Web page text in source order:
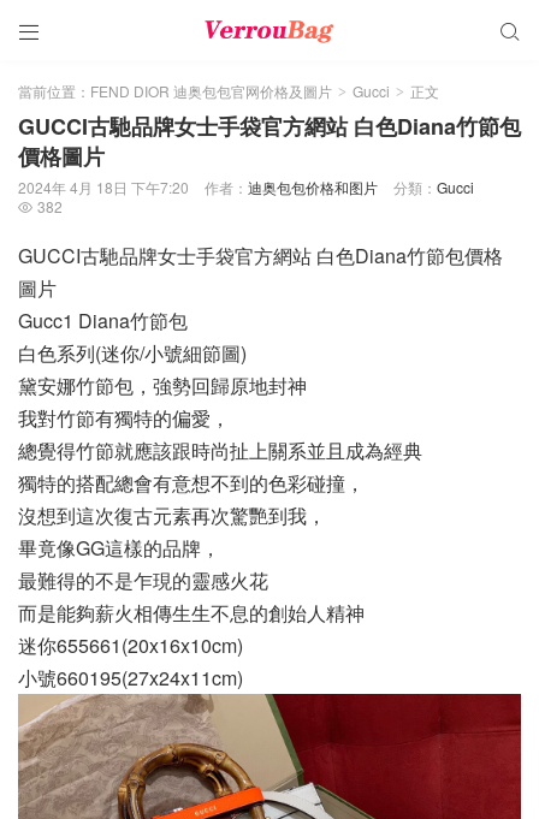
 
當前位置： FEND DIOR 迪奥包包官网价格及圖片 > Gucci > 正文
GUCCI古馳品牌女士手袋官方網站 白色Diana竹節包
價格圖片
2024年 4月 18日 下午7:20 作者： 迪奥包包价格和图片 分類： Gucci
 382
GUCCI古馳品牌女士手袋官方網站 白色Diana竹節包價格
圖片
Gucc1 Diana竹節包
白色系列(迷你/小號細節圖)
黛安娜竹節包，強勢回歸原地封神
我對竹節有獨特的偏愛，
總覺得竹節就應該跟時尚扯上關系並且成為經典
獨特的搭配總會有意想不到的色彩碰撞，
沒想到這次復古元素再次驚艷到我，
畢竟像GG這樣的品牌，
最難得的不是乍現的靈感火花
而是能夠薪火相傳生生不息的創始人精神
迷你655661(20x16x10cm)
小號660195(27x24x11cm)